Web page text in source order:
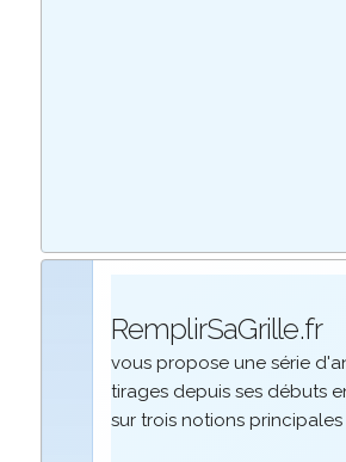
RemplirSaGrille.fr
vous propose une série
tirages depuis ses débuts
sur trois notions principales